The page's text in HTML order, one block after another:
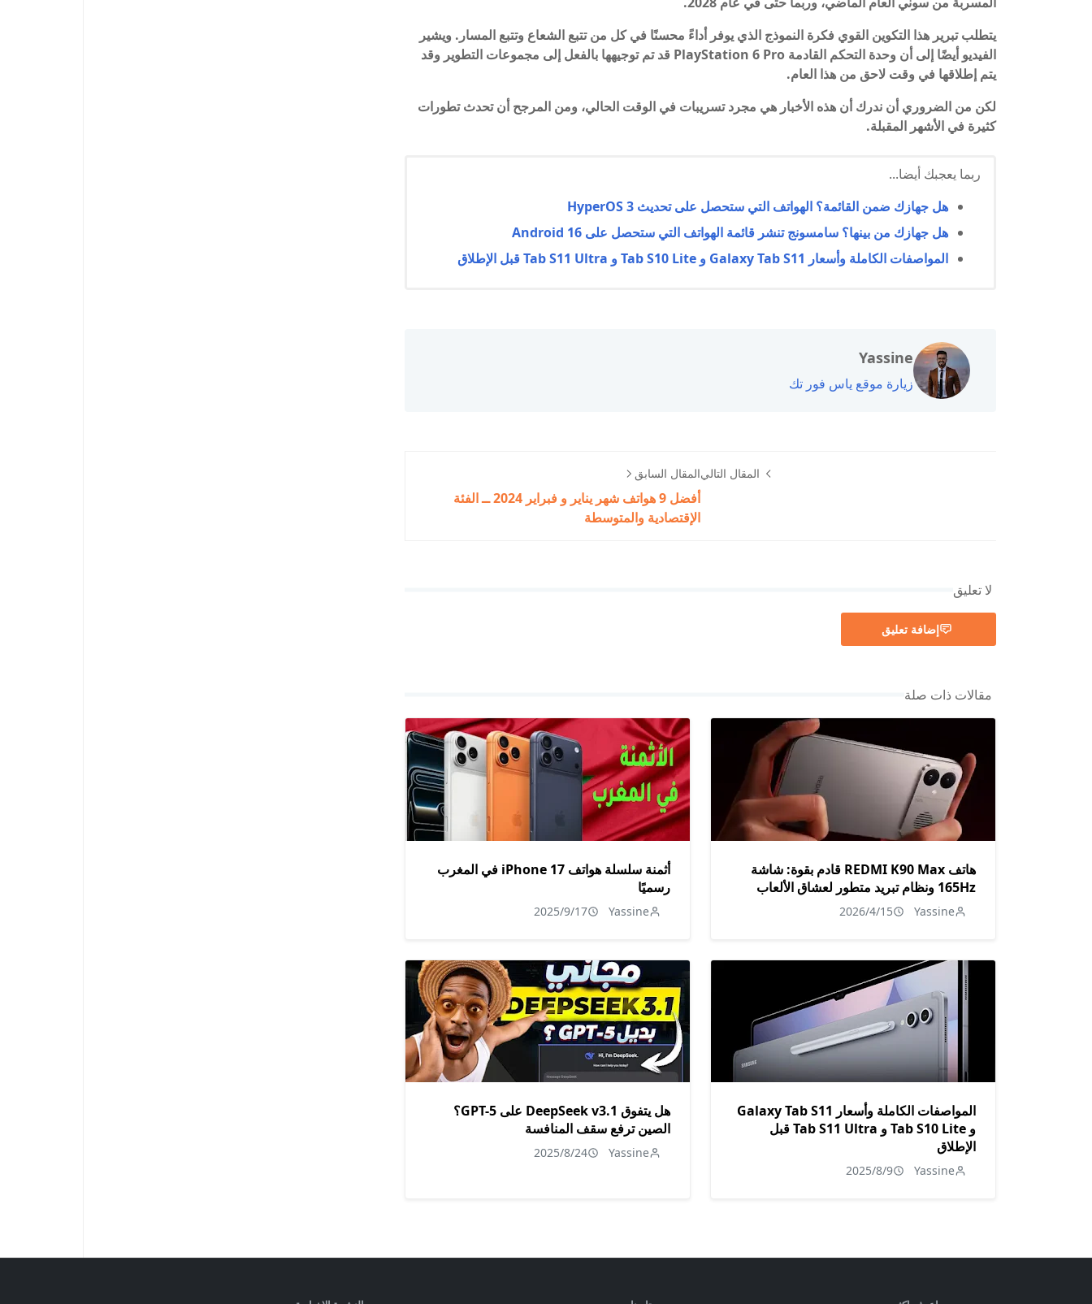
يتطلب تبرير هذا التكوين القوي فكرة النموذج الذي يوفر أداءً محسنًا في كل من تتبع الشعاع وتتبع المسار. ويشير
الفيديو أيضًا إلى أن وحدة التحكم القادمة PlayStation 6 Pro قد تم توجيهها بالفعل إلى مجموعات التطوير وقد
يتم إطلاقها في وقت لاحق من هذا العام.
لكن من الضروري أن ندرك أن هذه الأخبار هي مجرد تسريبات في الوقت الحالي، ومن المرجح أن تحدث تطورات
كثيرة في الأشهر المقبلة.
ربما يعجبك أيضا...
هل جهازك ضمن القائمة؟ الهواتف التي ستحصل على تحديث HyperOS 3
هل جهازك من بينها؟ سامسونج تنشر قائمة الهواتف التي ستحصل على Android 16
المواصفات الكاملة وأسعار Galaxy Tab S11 و Tab S10 Lite و Tab S11 Ultra قبل الإطلاق
Yassine
زيارة موقع ياس فور تك
المقال التاليالمقال السابق
أفضل 9 هواتف شهر يناير و فبراير 2024 ــ الفئة
الإقتصادية والمتوسطة
لا تعليق
إضافة تعليق
مقالات ذات صلة
هاتف REDMI K90 Max قادم بقوة: شاشة
165Hz ونظام تبريد متطور لعشاق الألعاب
Yassine
2026/4/15
أثمنة سلسلة هواتف iPhone 17 في المغرب
رسميًا
Yassine
2025/9/17
المواصفات الكاملة وأسعار Galaxy Tab S11
و Tab S10 Lite و Tab S11 Ultra قبل
الإطلاق
Yassine
2025/8/9
هل يتفوق DeepSeek v3.1 على GPT-5؟
الصين ترفع سقف المنافسة
Yassine
2025/8/24